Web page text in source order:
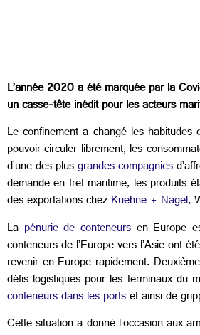
L’année 2020 a été marquée par la
un casse-tête inédit pour les acteurs
Le confinement a changé les
pouvoir circuler librement, les
d’une des plusgrandes compagnies
demande en fret maritime, les produits
des exportations chezKuehne + Nagel,
La pénurie de conteneursen Europe
conteneurs de l’Europe vers l’Asie ont été
revenir en Europe rapidement.
défis logistiques pour les terminaux du
conteneurs dans les portset ainsi de
Cette situation a donné l’occasion aux